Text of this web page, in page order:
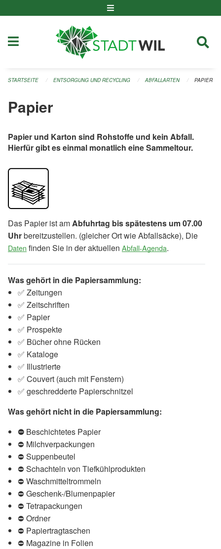
STARTSEITE ENTSORGUNG UND RECYCLING ABFALLARTEN PAPIER
Papier
Papier und Karton sind Rohstoffe und kein Abfall.
Hierfür gibt es einmal monatlich eine Sammeltour.
Das Papier ist am Abfuhrtag bis spätestens um 07.00
Uhrbereitzustellen. (gleicher Ort wie Abfallsäcke), Die
Daten finden Sie in der aktuellen Abfall-Agenda.
Was gehört in die Papiersammlung:
✅ Zeitungen
✅ Zeitschriften
✅ Papier
✅ Prospekte
✅ Bücher ohne Rücken
✅ Kataloge
✅ Illustrierte
✅ Couvert (auch mit Fenstern)
✅ geschredderte Papierschnitzel
Was gehört nicht in die Papiersammlung:
⛔ Beschichtetes Papier
⛔ Milchverpackungen
⛔ Suppenbeutel
⛔ Schachteln von Tiefkühlprodukten
⛔ Waschmitteltrommeln
⛔ Geschenk-/Blumenpapier
⛔ Tetrapackungen
⛔ Ordner
⛔ Papiertragtaschen
⛔ Magazine in Folien